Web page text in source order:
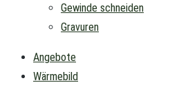
Gewinde schneiden
Gravuren
Angebote
Wärmebild